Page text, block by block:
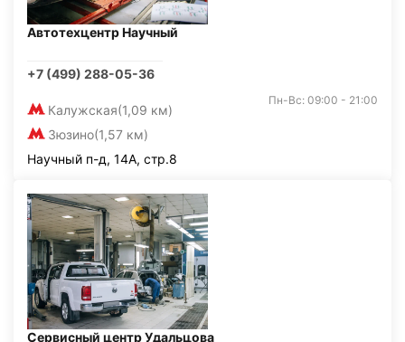
Автотехцентр Научный
+7 (499) 288-05-36
Калужская(1,09 км)
Зюзино(1,57 км)
Пн-Вс: 09:00 - 21:00
Научный п-д, 14А, стр.8
Сервисный центр Удальцова